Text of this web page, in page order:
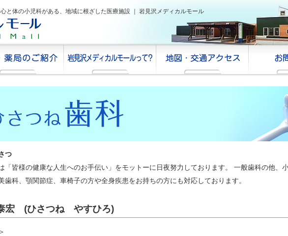
と体の小児科がある、 地域に根ざした医療施設 ｜ 岩見沢メディカルモール
つ
「皆様の健康な人生へのお手伝い」をモットーに日夜努力しております。 一般歯科の他、
歯科、顎関節症、車椅子の方や全身疾患をお持ちの方にも対応しております。
宏 (ひさつね やすひろ)